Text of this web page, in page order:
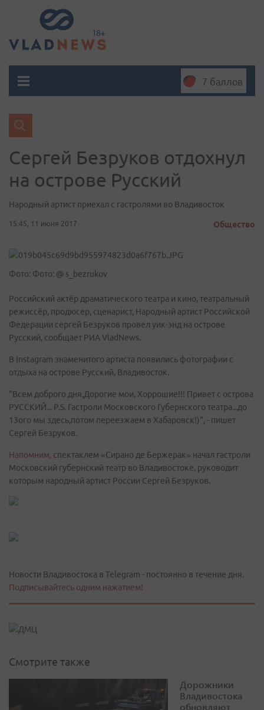
7 баллов
Сергей Безруков отдохнул
на острове Русский
Народный артист приехал с гастролями во Владивосток
15:45, 11 июня 2017 Общество
Фото: Фото: @ s_bezrukov
Российский актёр драматического театра и кино, театральный
режиссёр, продюсер, сценарист, Народный артист Российской
Федерации сергей Безруков провел уик-энд на острове
Русский, сообщает РИА VladNews.
В Instagram знаменитого артиста появились фотографии с
отдыха на острове Русский, Владивосток.
"Всем доброго дня,Дорогие мои, Хоррошие!!! Привет с острова
РУССКИЙ... P.S. Гастроли Московского Губернского театра...до
13ого мы здесь,потом переезжаем в Хабаровск!)", - пишет
Сергей Безруков.
Напомним, спектаклем «Сирано де Бержерак» начал гастроли
Московский губернский театр во Владивостоке, руководит
которым народный артист России Сергей Безруков.
Новости Владивостока в Telegram - постоянно в течение дня.
Подписывайтесь одним нажатием!
Смотрите также
Дорожники
Владивостока
обновляют